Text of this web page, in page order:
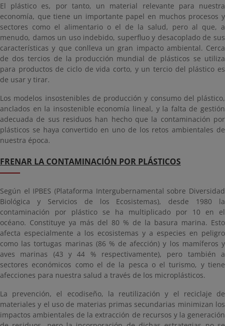
El plástico es, por tanto, un material relevante para nuestra
economía, que tiene un importante papel en muchos procesos y
sectores como el alimentario o el de la salud, pero al que, a
menudo, damos un uso indebido, superfluo y desacoplado de sus
características y que conlleva un gran impacto ambiental. Cerca
de dos tercios de la producción mundial de plásticos se utiliza
para productos de ciclo de vida corto, y un tercio del plástico es
de usar y tirar.
Los modelos insostenibles de producción y consumo del plástico,
anclados en la insostenible economía lineal, y la falta de gestión
adecuada de sus residuos han hecho que la contaminación por
plásticos se haya convertido en uno de los retos ambientales de
nuestra época.
FRENAR LA CONTAMINACIÓN POR PLÁSTICOS
Según el IPBES (Plataforma Intergubernamental sobre Diversidad
Biológica y Servicios de los Ecosistemas), desde 1980 la
contaminación por plástico se ha multiplicado por 10 en el
océano. Constituye ya más del 80 % de la basura marina. Esto
afecta especialmente a los ecosistemas y a especies en peligro
como las tortugas marinas (86 % de afección) y los mamíferos y
aves marinas (43 y 44 % respectivamente), pero también a
sectores económicos como el de la pesca o el turismo, y tiene
afecciones para nuestra salud a través de los microplásticos.
La prevención, el ecodiseño, la reutilización y el reciclaje de
materiales y el uso de materias primas secundarias minimizan los
impactos ambientales de la extracción de recursos y la generación